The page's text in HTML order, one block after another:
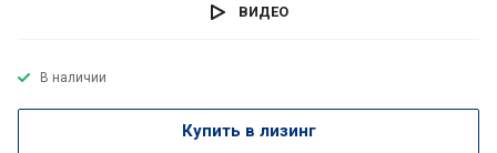
ВИДЕО
В наличии
Купить в лизинг